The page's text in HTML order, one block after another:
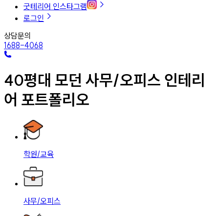
굿테리어 인스타그램
로그인
상담문의
1688-4068
40평대 모던 사무/오피스 인테리
어 포트폴리오
학원/교육
사무/오피스